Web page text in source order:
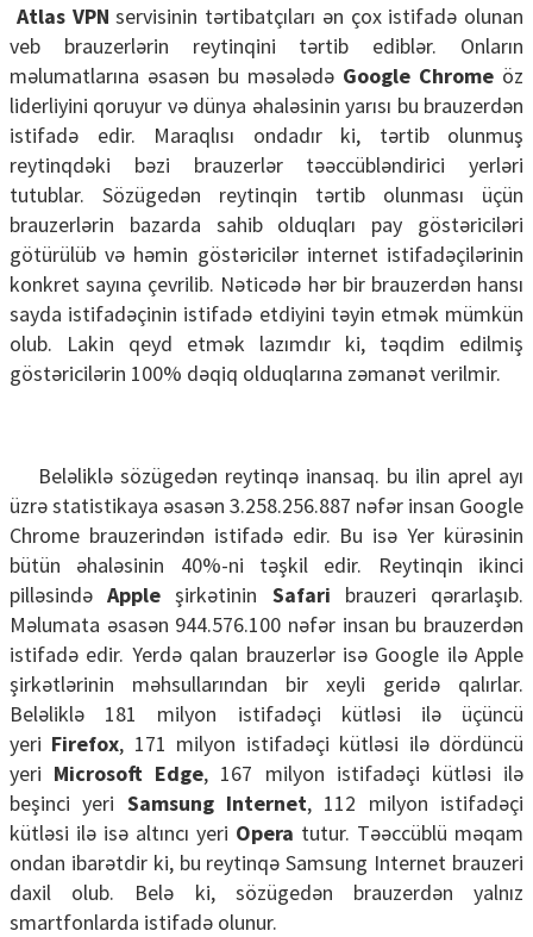
Atlas VPN servisinin tərtibatçıları ən çox istifadə olunan
veb brauzerlərin reytinqini tərtib ediblər. Onların
məlumatlarına əsasən bu məsələdə Google Chrome öz
liderliyini qoruyur və dünya əhaləsinin yarısı bu brauzerdən
istifadə edir. Maraqlısı ondadır ki, tərtib olunmuş
reytinqdəki bəzi brauzerlər təəccübləndirici yerləri
tutublar. Sözügedən reytinqin tərtib olunması üçün
brauzerlərin bazarda sahib olduqları pay göstəriciləri
götürülüb və həmin göstəricilər internet istifadəçilərinin
konkret sayına çevrilib. Nəticədə hər bir brauzerdən hansı
sayda istifadəçinin istifadə etdiyini təyin etmək mümkün
olub. Lakin qeyd etmək lazımdır ki, təqdim edilmiş
göstəricilərin 100% dəqiq olduqlarına zəmanət verilmir.
Beləliklə sözügedən reytinqə inansaq. bu ilin aprel ayı
üzrə statistikaya əsasən 3.258.256.887 nəfər insan Google
Chrome brauzerindən istifadə edir. Bu isə Yer kürəsinin
bütün əhaləsinin 40%-ni təşkil edir. Reytinqin ikinci
pilləsindəAppleşirkətinin Safari brauzeri qərarlaşıb.
Məlumata əsasən 944.576.100 nəfər insan bu brauzerdən
istifadə edir. Yerdə qalan brauzerlər isə Google ilə Apple
şirkətlərinin məhsullarından bir xeyli geridə qalırlar.
Beləliklə 181 milyon istifadəçi kütləsi ilə üçüncü
yeri Firefox, 171 milyon istifadəçi kütləsi ilə dördüncü
yeri Microsoft Edge, 167 milyon istifadəçi kütləsi ilə
beşinci yeri Samsung Internet, 112 milyon istifadəçi
kütləsi ilə isə altıncı yeri Opera tutur. Təəccüblü məqam
ondan ibarətdir ki, bu reytinqə Samsung Internet brauzeri
daxil olub. Belə ki, sözügedən brauzerdən yalnız
smartfonlarda istifadə olunur.